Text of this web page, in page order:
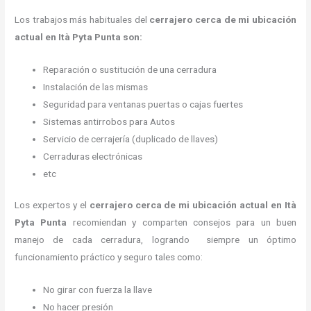
Los trabajos más habituales del cerrajero cerca de mi ubicación
actual en Ità Pyta Punta son:
Reparación o sustitución de una cerradura
Instalación de las mismas
Seguridad para ventanas puertas o cajas fuertes
Sistemas antirrobos para Autos
Servicio de cerrajería (duplicado de llaves)
Cerraduras electrónicas
etc
Los expertos y el cerrajero cerca de mi ubicación actual en Ità
Pyta Punta
recomiendan y
comparten consejos para un buen
manejo de cada cerradura, logrando siempre un óptimo
funcionamiento práctico y seguro tales como:
No girar con fuerza la llave
No hacer presión